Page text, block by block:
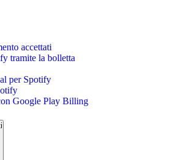
accettati
tramite la bolletta
per Spotify
Google Play Billing